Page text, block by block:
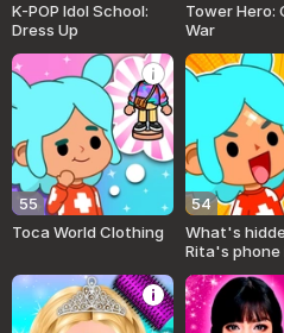
K-POP Idol School:
Dress Up
Tower Hero:
War
55
Toca World Clothing
54
What's
Rita's phone